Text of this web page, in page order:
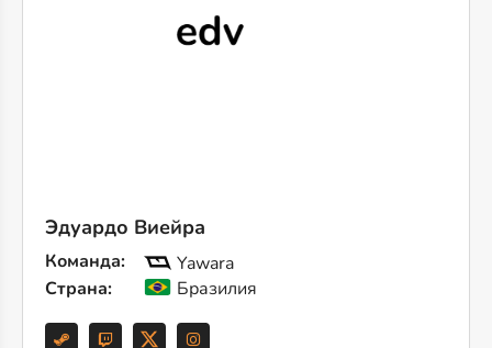
Эдуардо Виейра
Команда:
Yawara
Страна:
Бразилия